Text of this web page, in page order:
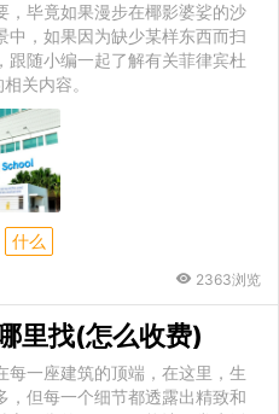
，毕竟如果漫步在椰影婆娑的沙
中，如果因为缺少某样东西而扫
跟随小编一起了解有关菲律宾杜
关内容。
什么
2363浏览
里找(怎么收费)
每一座建筑的顶端，在这里，生
，但每一个细节都透露出精致和